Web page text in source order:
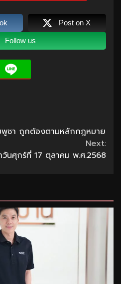
Post on X
Follow us
ชา ถูกต้องตามหลักกฎหมาย
Next:
วันศุกร์ที่ 17 ตุลาคม พ.ศ.2568